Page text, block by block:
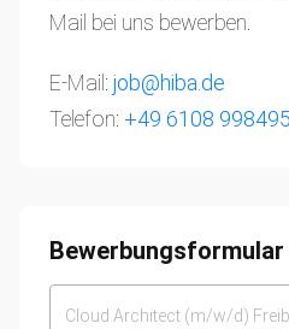
Mail bei uns bewerben.
E-Mail: job@hiba.de
Telefon: +49 6108
Bewerbungsformular